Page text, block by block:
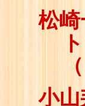
松崎
小山